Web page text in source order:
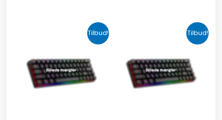
Tilbud!
oprindelige
pris
var:
kr. 2.190,00.
Den
aktuelle
pris
er:
kr. 1.465,00.
Tilbud!
oprindelige
pris
var:
kr. 599,00.
aktuelle
pris
er:
kr. 399,00.